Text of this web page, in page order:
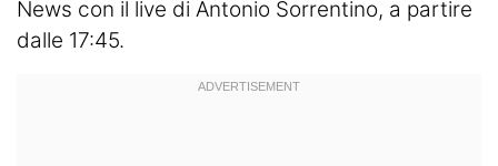
News con il live di Antonio Sorrentino, a partire
dalle 17:45.